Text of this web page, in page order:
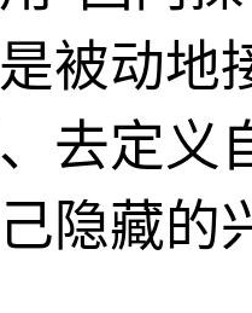
被动地
去定义
隐藏的